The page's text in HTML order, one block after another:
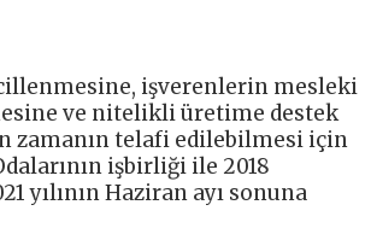
işverenlerin mesleki
ve nitelikli üretime destek
zamanın telafi edilebilmesi için
işbirliği ile 2018
yılının Haziran ayı sonuna